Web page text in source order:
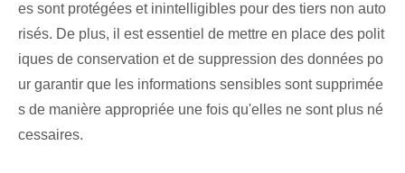
es sont protégées et inintelligibles pour des tiers non auto
risés. De plus, il est essentiel de mettre en place des polit
iques de conservation et de suppression des données po
ur garantir que les informations sensibles sont supprimée
s de manière appropriée une fois qu'elles ne sont plus né
cessaires.